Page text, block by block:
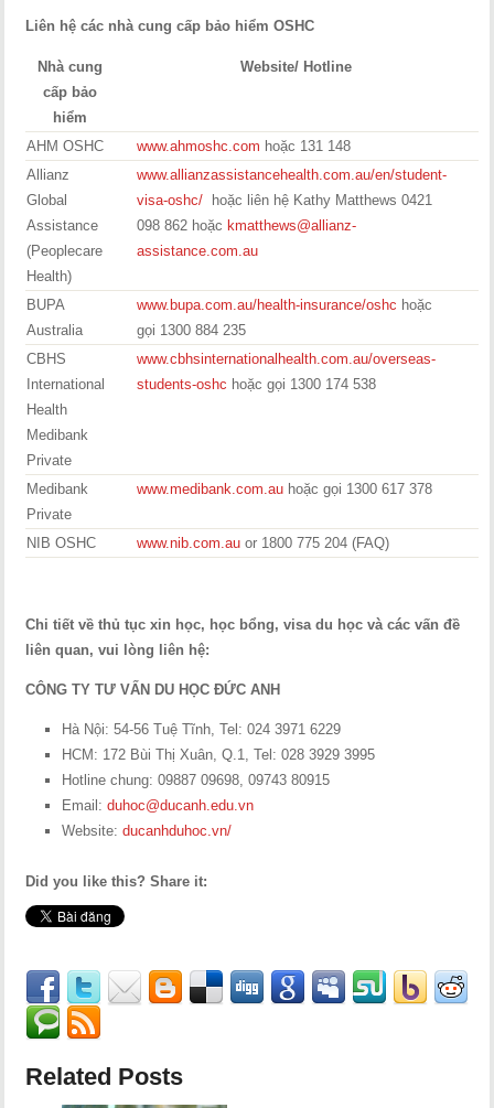
Liên hệ các nhà cung cấp bảo hiểm OSHC
Nhà cung
cấp bảo
hiểm
Website/ Hotline
AHM OSHC www.ahmoshc.com hoặc 131 148
Allianz
Global
Assistance
(Peoplecare
Health)
www.allianzassistancehealth.com.au/en/student-
visa-oshc/
hoặc liên hệ Kathy Matthews 0421
098 862 hoặc kmatthews@allianz-
assistance.com.au
BUPA
Australia
www.bupa.com.au/health-insurance/oshc hoặc
gọi 1300 884 235
CBHS
International
Health
Medibank
Private
www.cbhsinternationalhealth.com.au/overseas-
students-oshc hoặc gọi 1300 174 538
Medibank
Private
www.medibank.com.au hoặc gọi 1300 617 378
NIB OSHC www.nib.com.au or 1800 775 204 (FAQ)
Chi tiết về thủ tục xin học, học bổng, visa du học và các vấn đề
liên quan, vui lòng liên hệ:
CÔNG TY TƯ VẤN DU HỌC ĐỨC ANH
Hà Nội: 54-56 Tuệ Tĩnh, Tel: 024 3971 6229
HCM: 172 Bùi Thị Xuân, Q.1, Tel: 028 3929 3995
Hotline chung: 09887 09698, 09743 80915
Email:duhoc@ducanh.edu.vn
Website:ducanhduhoc.vn/
Did you like this? Share it:
Related Posts